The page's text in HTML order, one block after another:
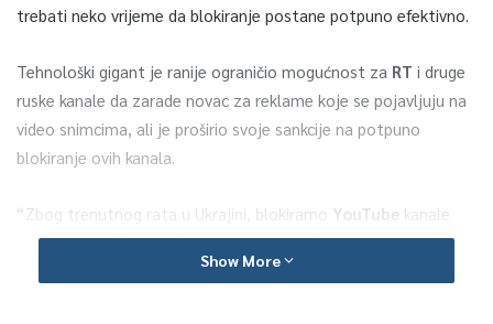
trebati neko vrijeme da blokiranje postane potpuno efektivno.
Tehnološki gigant je ranije ograničio mogućnost za RT i druge
ruske kanale da zarade novac za reklame koje se pojavljuju na
video snimcima, ali je proširio svoje sankcije na potpuno
blokiranje ovih kanala.
“Zbog trenutnog rata u Ukrajini, blokiramo YouTube kanale
povezane saRT-omiSputnikomširomEvrope.Odluka
odmah stupa na snagu”, navodi se u saopćenju Google Europe.
Show More